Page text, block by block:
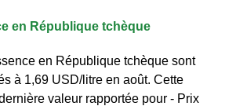
en République tchèque
en République tchèque sont
à 1,69 USD/litre en août. Cette
valeur rapportée pour - Prix